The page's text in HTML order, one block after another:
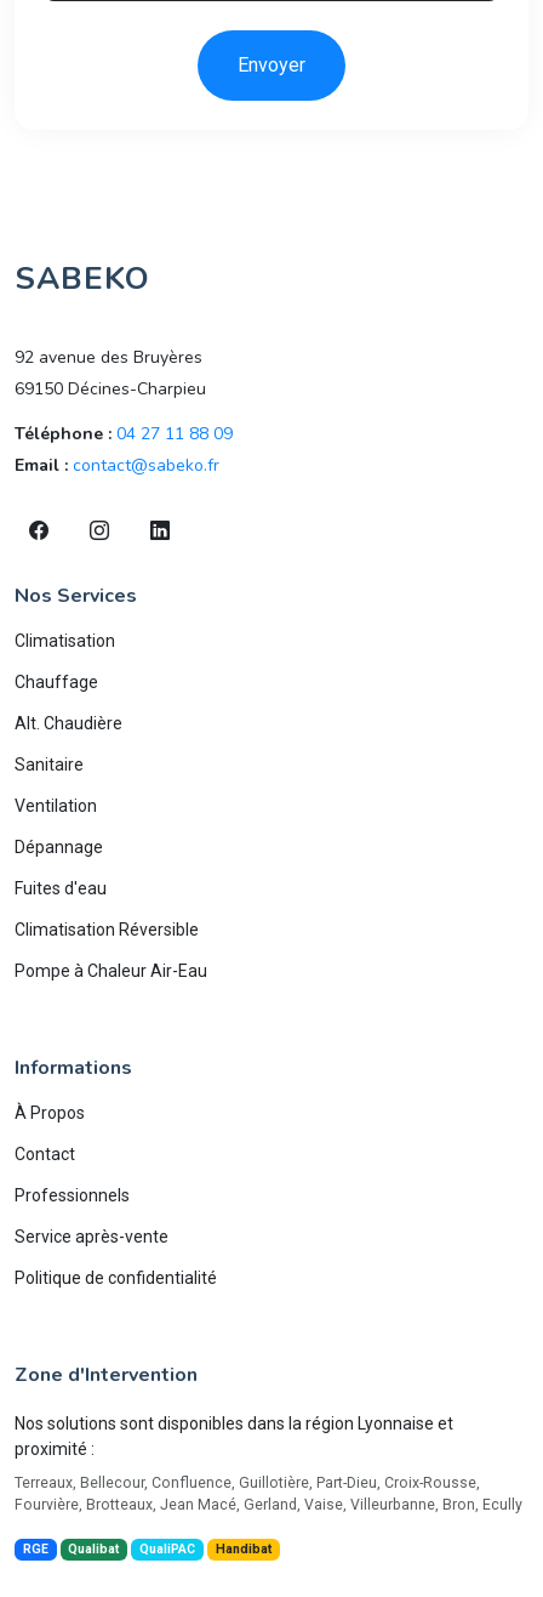
Envoyer
SABEKO
92 avenue des Bruyères
69150 Décines-Charpieu
Téléphone : 04 27 11 88 09
Email : contact@sabeko.fr
Nos Services
Climatisation
Chauffage
Alt. Chaudière
Sanitaire
Ventilation
Dépannage
Fuites d'eau
Climatisation Réversible
Pompe à Chaleur Air-Eau
Informations
À Propos
Contact
Professionnels
Service après-vente
Politique de confidentialité
Zone d'Intervention
Nos solutions sont disponibles dans la région Lyonnaise et
proximité :
Terreaux, Bellecour, Confluence, Guillotière, Part-Dieu, Croix-Rousse,
Fourvière, Brotteaux, Jean Macé, Gerland, Vaise, Villeurbanne, Bron, Ecully
RGE Qualibat QualiPAC Handibat